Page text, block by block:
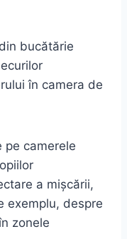
bucătărie
în camera de
pe camerele
a mișcării,
exemplu, despre
zonele